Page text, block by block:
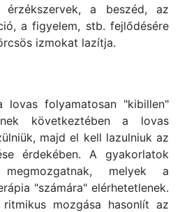
a beszéd, az
a figyelem, stb. fejlődésére
izmokat lazítja.
folyamatosan "kibillen"
következtében a lovas
majd el kell lazulniuk az
érdekében. A gyakorlatok
melyek a
"számára" elérhetetlenek.
mozgása hasonlít az